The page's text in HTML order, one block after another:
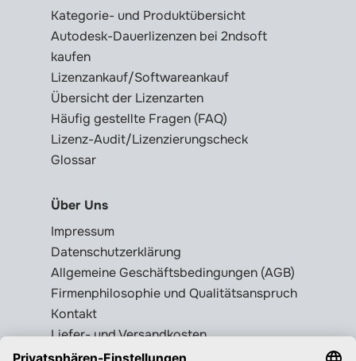
Kategorie- und Produktübersicht
Autodesk-Dauerlizenzen bei 2ndsoft
kaufen
Lizenzankauf/Softwareankauf
Übersicht der Lizenzarten
Häufig gestellte Fragen (FAQ)
Lizenz-Audit/Lizenzierungscheck
Glossar
Über Uns
Impressum
Datenschutzerklärung
Allgemeine Geschäftsbedingungen (AGB)
Firmenphilosophie und Qualitätsanspruch
Kontakt
Liefer- und Versandkosten
Rückgabebedingungen